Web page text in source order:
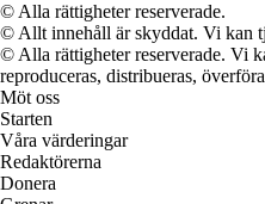
© Alla rättigheter reserverade.
© Allt innehåll är skyddat. Vi kan
© Alla rättigheter reserverade. Vi
reproduceras, distribueras,
Möt oss
Starten
Våra värderingar
Redaktörerna
Donera